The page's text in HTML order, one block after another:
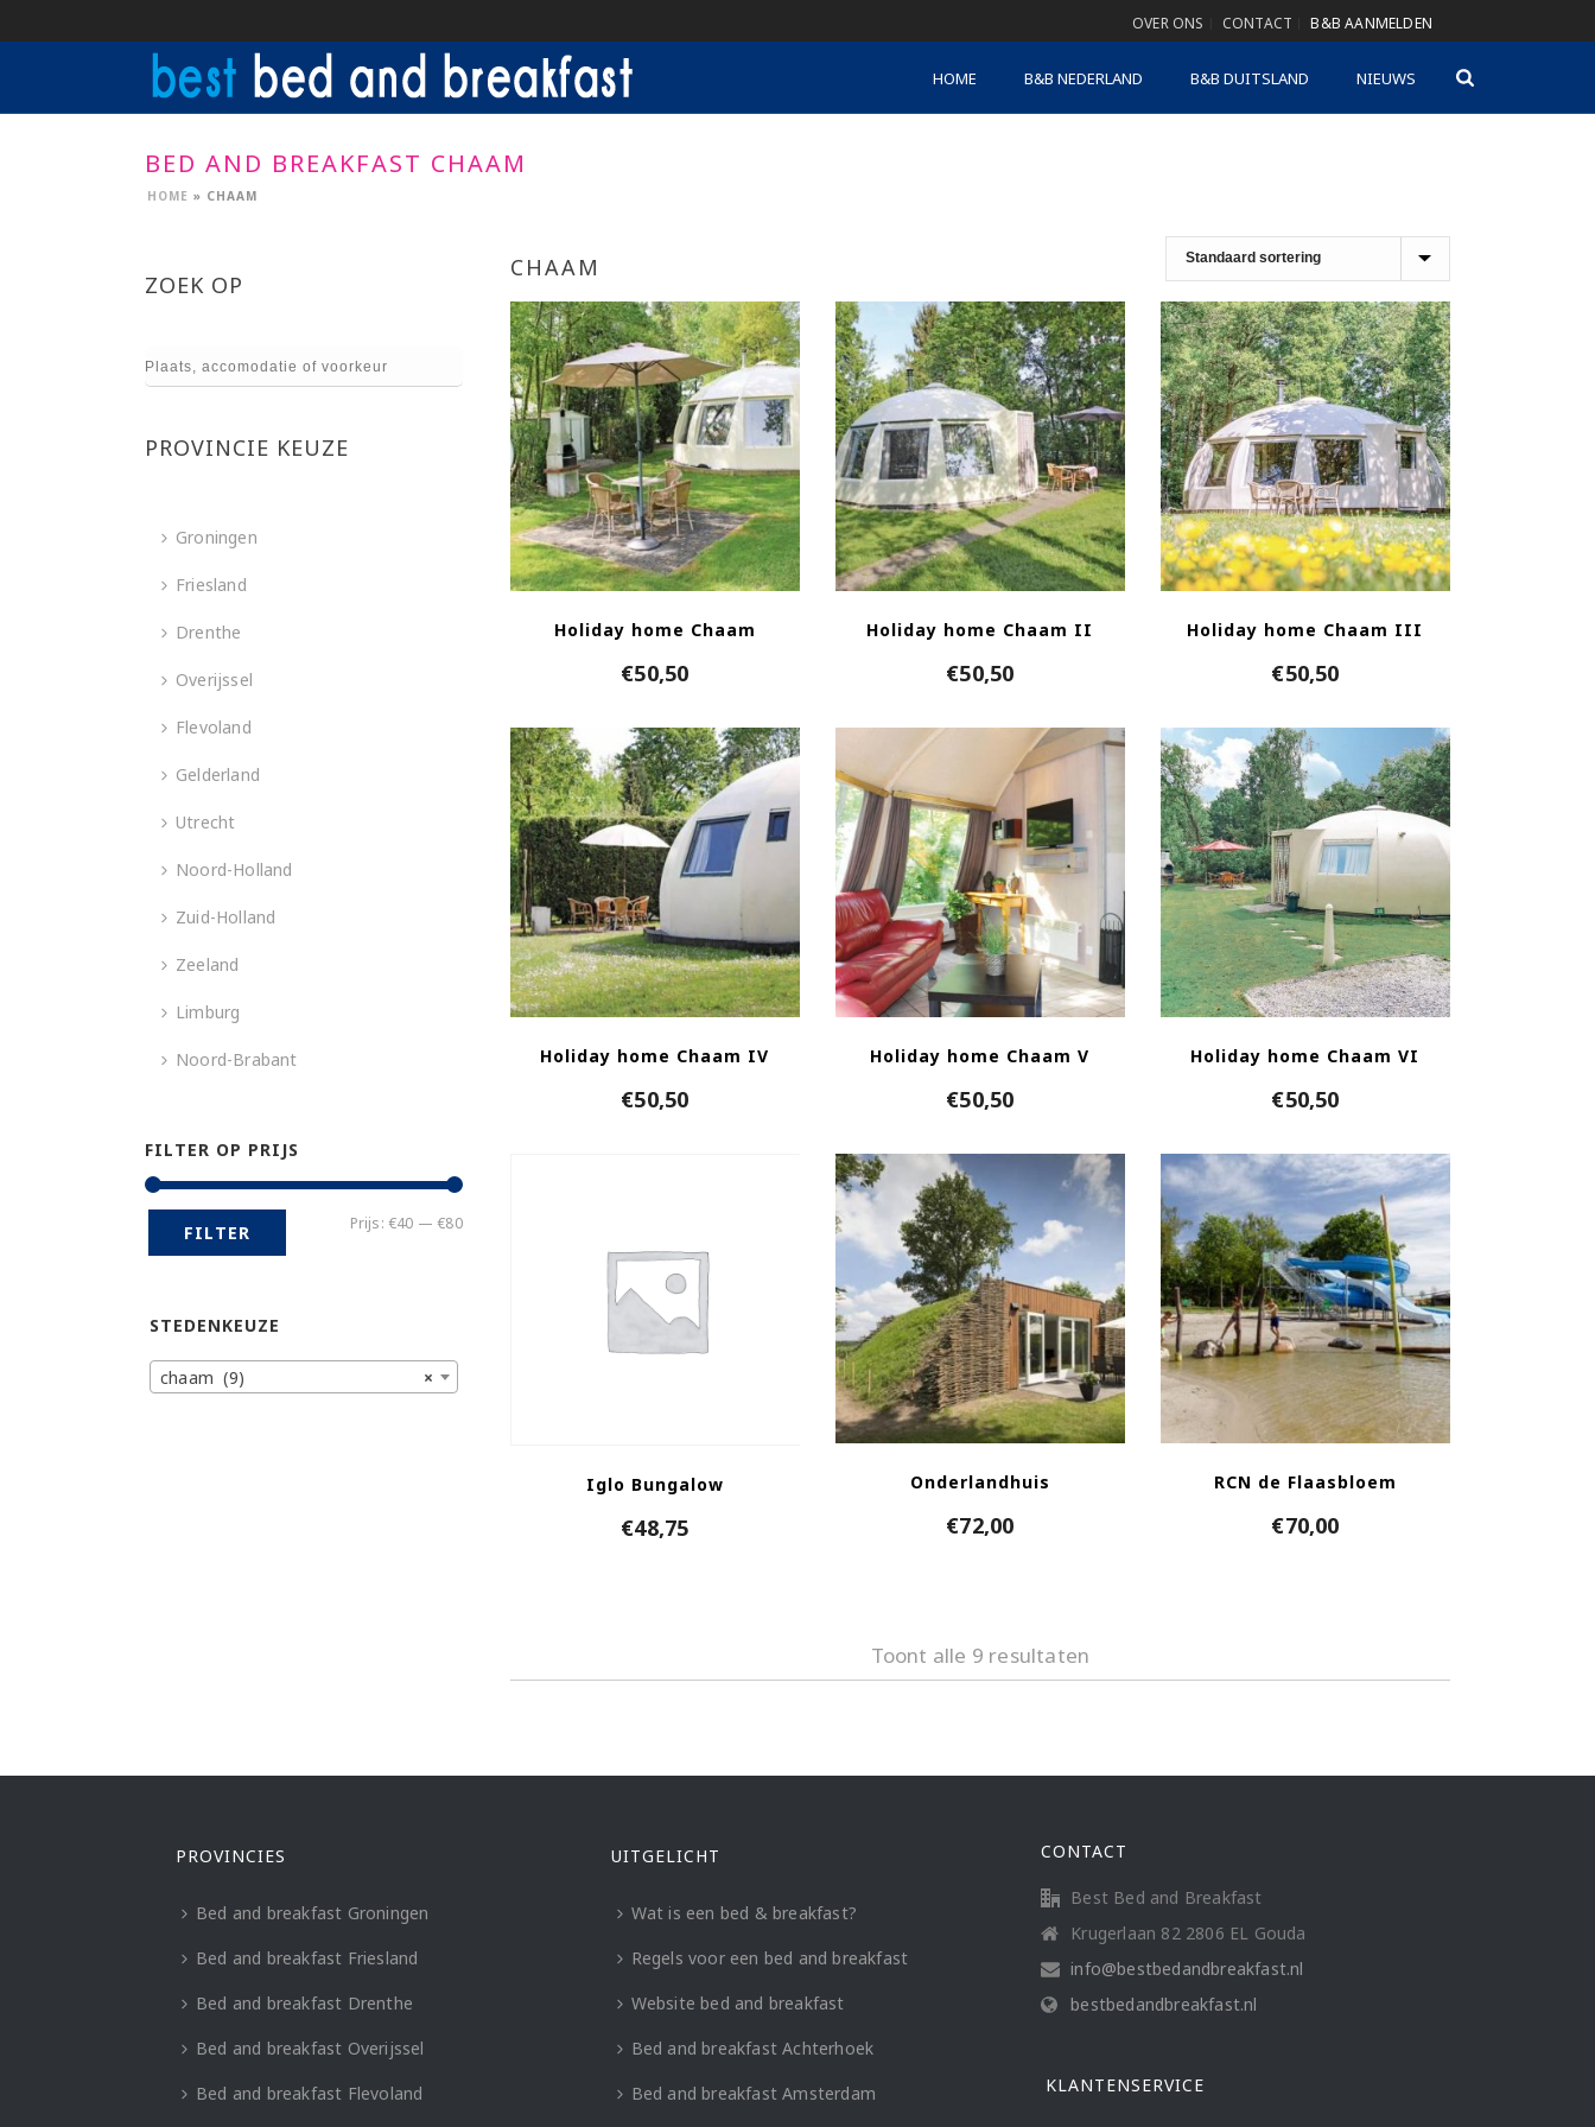
OVER ONS CONTACT B&B AANMELDEN
HOME B&B NEDERLAND B&B DUITSLAND NIEUWS
BED AND BREAKFAST CHAAM
HOME » CHAAM
CHAAM
Holiday home Chaam
€50,50
Holiday home Chaam II
€50,50
Holiday home Chaam III
€50,50
Holiday home Chaam IV
€50,50
Holiday home Chaam V
€50,50
Holiday home Chaam VI
€50,50
Iglo Bungalow
€48,75
Onderlandhuis
€72,00
RCN de Flaasbloem
€70,00
Toont alle 9 resultaten
ZOEK OP
PROVINCIE KEUZE
Groningen
Friesland
Drenthe
Overijssel
Flevoland
Gelderland
Utrecht
Noord-Holland
Zuid-Holland
Zeeland
Limburg
Noord-Brabant
FILTER OP PRIJS
Min.
Max.
FILTER Prijs: €40 —€80
STEDENKEUZE
×
chaam (9)
PROVINCIES
Bed and breakfast Groningen
Bed and breakfast Friesland
Bed and breakfast Drenthe
Bed and breakfast Overijssel
Bed and breakfast Flevoland
UITGELICHT
Wat is een bed & breakfast?
Regels voor een bed and breakfast
Website bed and breakfast
Bed and breakfast Achterhoek
Bed and breakfast Amsterdam
CONTACT
Best Bed and Breakfast
Krugerlaan 82 2806 EL Gouda
info@bestbedandbreakfast.nl
bestbedandbreakfast.nl
KLANTENSERVICE